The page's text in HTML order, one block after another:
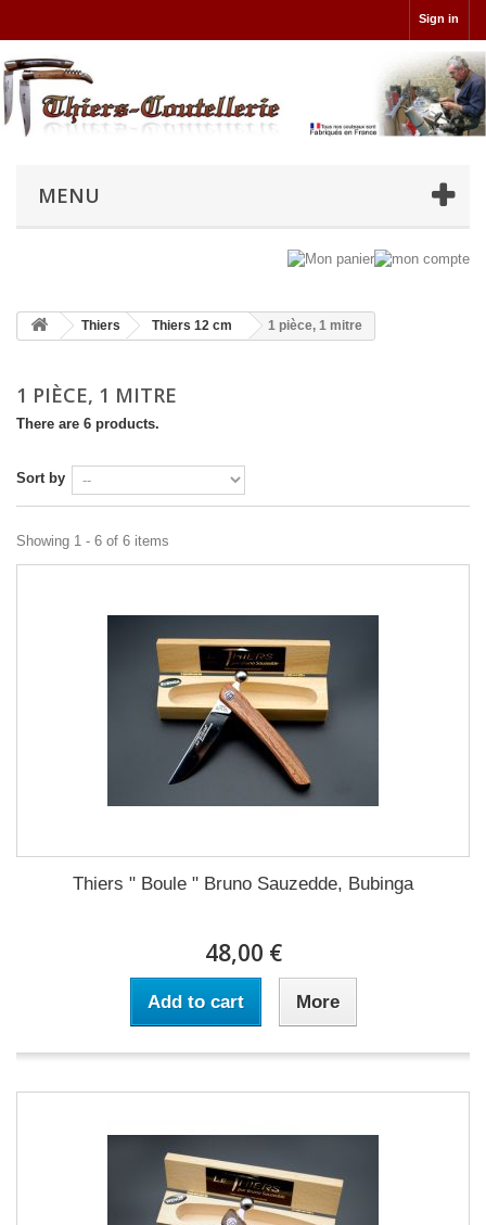
Sign in
MENU
Thiers Thiers 12 cm 1 pièce, 1 mitre
1 PIÈCE, 1 MITRE
There are 6 products.
Sort by
Showing 1 - 6 of 6 items
Thiers " Boule " Bruno Sauzedde, Bubinga
48,00 €
Add to cart More